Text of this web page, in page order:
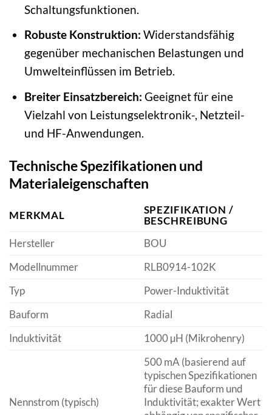
Schaltungsfunktionen.
Robuste Konstruktion: Widerstandsfähig
gegenüber mechanischen Belastungen und
Umwelteinflüssen im Betrieb.
Breiter Einsatzbereich: Geeignet für eine
Vielzahl von Leistungselektronik-, Netzteil-
und HF-Anwendungen.
Technische Spezifikationen und
Materialeigenschaften
MERKMAL
SPEZIFIKATION /
BESCHREIBUNG
Hersteller
BOU
Modellnummer
RLB0914-102K
Typ
Power-Induktivität
Bauform
Radial
Induktivität
1000 µH (Mikrohenry)
Nennstrom (typisch)
500 mA (basierend auf
typischen Spezifikationen
für diese Bauform und
Induktivität; exakter Wert